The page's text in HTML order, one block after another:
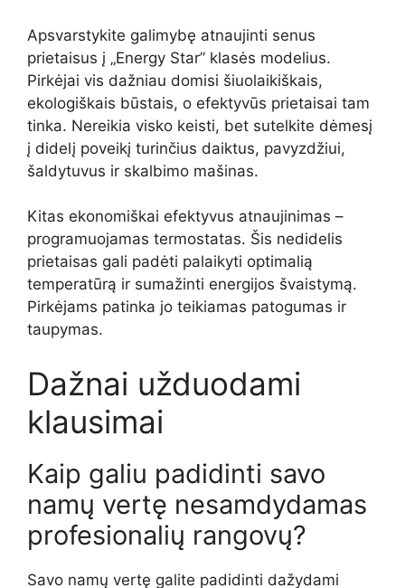
Apsvarstykite galimybę atnaujinti senus
prietaisus į „Energy Star” klasės modelius.
Pirkėjai vis dažniau domisi šiuolaikiškais,
ekologiškais būstais, o efektyvūs prietaisai tam
tinka. Nereikia visko keisti, bet sutelkite dėmesį
į didelį poveikį turinčius daiktus, pavyzdžiui,
šaldytuvus ir skalbimo mašinas.
Kitas ekonomiškai efektyvus atnaujinimas –
programuojamas termostatas. Šis nedidelis
prietaisas gali padėti palaikyti optimalią
temperatūrą ir sumažinti energijos švaistymą.
Pirkėjams patinka jo teikiamas patogumas ir
taupymas.
Dažnai užduodami
klausimai
Kaip galiu padidinti savo
namų vertę nesamdydamas
profesionalių rangovų?
Savo namų vertę galite padidinti dažydami